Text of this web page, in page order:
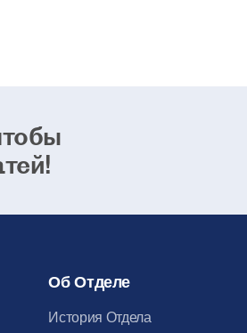
Об Отделе
История Отдела